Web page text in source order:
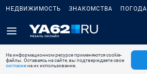
НЕДВИЖИМОСТЬ ЗНАКОМСТВА ПОГОДА
На информационном ресурсе применяются cookie-
файлы. Оставаясь на сайте, вы подтверждаете свое
согласиена их использование.